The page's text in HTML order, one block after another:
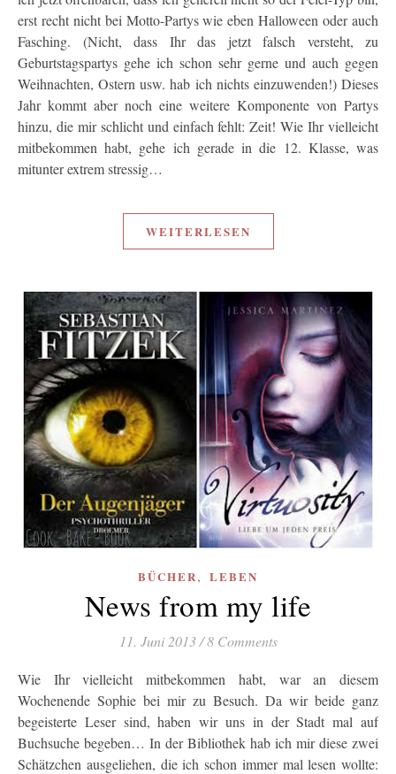
erst recht nicht bei Motto-Partys wie eben Halloween oder auch
Fasching. (Nicht, dass Ihr das jetzt falsch versteht, zu
Geburtstagspartys gehe ich schon sehr gerne und auch gegen
Weihnachten, Ostern usw. hab ich nichts einzuwenden!) Dieses
Jahr kommt aber noch eine weitere Komponente von Partys
hinzu, die mir schlicht und einfach fehlt: Zeit! Wie Ihr vielleicht
mitbekommen habt, gehe ich gerade in die 12. Klasse, was
mitunter extrem stressig…
WEITERLESEN
BÜCHER , LEBEN
News from my life
11. Juni 2013 / 8 Comments
Wie Ihr vielleicht mitbekommen habt, war an diesem
Wochenende Sophie bei mir zu Besuch. Da wir beide ganz
begeisterte Leser sind, haben wir uns in der Stadt mal auf
Buchsuche begeben… In der Bibliothek hab ich mir diese zwei
Schätzchen ausgeliehen, die ich schon immer mal lesen wollte: